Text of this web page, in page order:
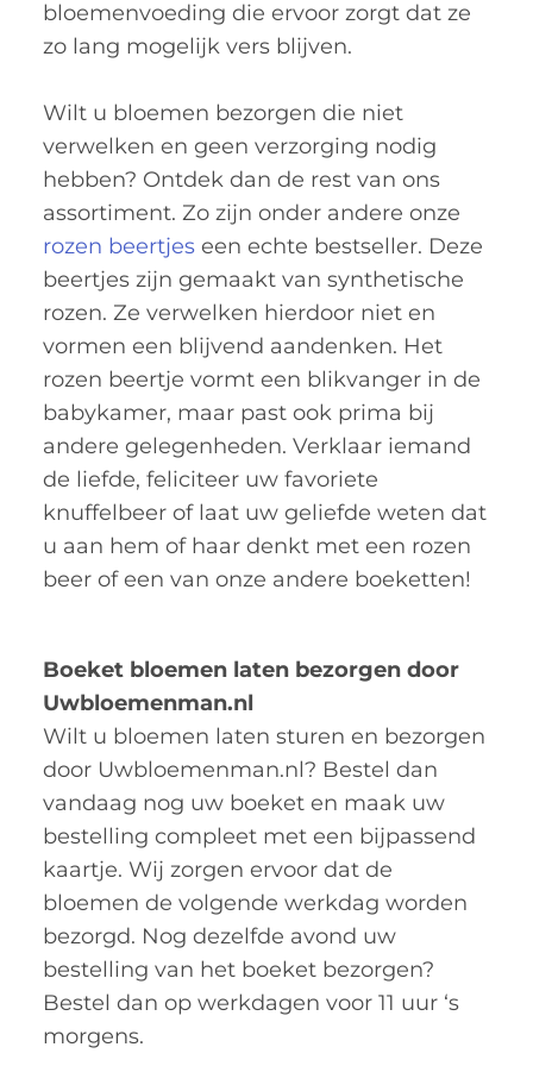
bloemenvoeding die ervoor zorgt dat ze
zo lang mogelijk vers blijven.
Wilt u bloemen bezorgen die niet
verwelken en geen verzorging nodig
hebben? Ontdek dan de rest van ons
assortiment. Zo zijn onder andere onze
rozen beertjes een echte bestseller. Deze
beertjes zijn gemaakt van synthetische
rozen. Ze verwelken hierdoor niet en
vormen een blijvend aandenken. Het
rozen beertje vormt een blikvanger in de
babykamer, maar past ook prima bij
andere gelegenheden. Verklaar iemand
de liefde, feliciteer uw favoriete
knuffelbeer of laat uw geliefde weten dat
u aan hem of haar denkt met een rozen
beer of een van onze andere boeketten!
Boeket bloemen laten bezorgen door
Uwbloemenman.nl
Wilt u bloemen laten sturen en bezorgen
door Uwbloemenman.nl? Bestel dan
vandaag nog uw boeket en maak uw
bestelling compleet met een bijpassend
kaartje. Wij zorgen ervoor dat de
bloemen de volgende werkdag worden
bezorgd. Nog dezelfde avond uw
bestelling van het boeket bezorgen?
Bestel dan op werkdagen voor 11 uur ‘s
morgens.